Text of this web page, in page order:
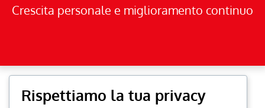
Crescita personale e miglioramento continuo
Rispettiamo la tua privacy